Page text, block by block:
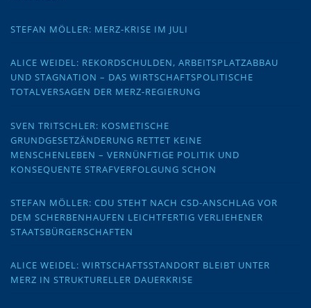
STEFAN MÖLLER: MERZ-KRISE IM JULI
ALICE WEIDEL: REKORDSCHULDEN, ARBEITSPLATZABBAU
UND STAGNATION – DAS WIRTSCHAFTSPOLITISCHE
TOTALVERSAGEN DER MERZ-REGIERUNG
SVEN TRITSCHLER: KOSMETISCHE
GRUNDGESETZÄNDERUNG RETTET KEINE
MENSCHENLEBEN – VERNÜNFTIGE POLITIK UND
KONSEQUENTE STRAFVERFOLGUNG SCHON
STEFAN MÖLLER: CDU STEHT NACH CSD-ANSCHLAG VOR
DEM SCHERBENHAUFEN LEICHTFERTIG VERLIEHENER
STAATSBÜRGERSCHAFTEN
ALICE WEIDEL: WIRTSCHAFTSSTANDORT BLEIBT UNTER
MERZ IN STRUKTURELLER DAUERKRISE